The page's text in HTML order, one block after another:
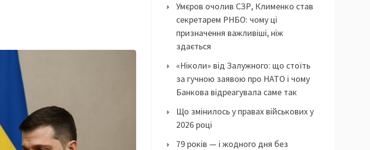
Умєров очолив СЗР, Клименко став
секретарем РНБО: чому ці
призначення важливіші, ніж
здається
«Ніколи» від Залужного: що стоїть
за гучною заявою про НАТО і чому
Банкова відреагувала саме так
Що змінилось у правах військових у
2026 році
79 років — і жодного дня без